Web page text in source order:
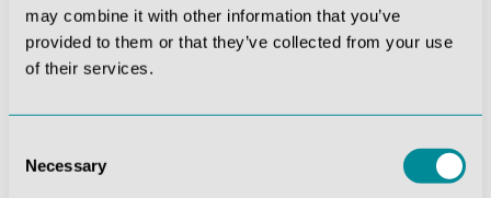
may combine it with other information that you’ve
provided to them or that they’ve collected from your use
of their services.
Selection
Necessary